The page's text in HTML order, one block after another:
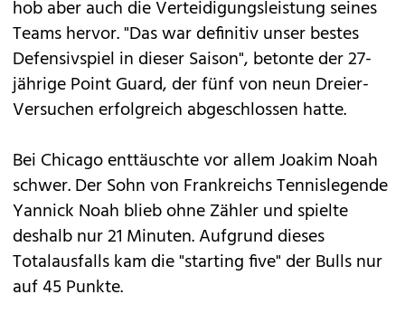
hob aber auch die Verteidigungsleistung seines
Teams hervor. "Das war definitiv unser bestes
Defensivspiel in dieser Saison", betonte der 27-
jährige Point Guard, der fünf von neun Dreier-
Versuchen erfolgreich abgeschlossen hatte.
Bei Chicago enttäuschte vor allem Joakim Noah
schwer. Der Sohn von Frankreichs Tennislegende
Yannick Noah blieb ohne Zähler und spielte
deshalb nur 21 Minuten. Aufgrund dieses
Totalausfalls kam die "starting five" der Bulls nur
auf 45 Punkte.